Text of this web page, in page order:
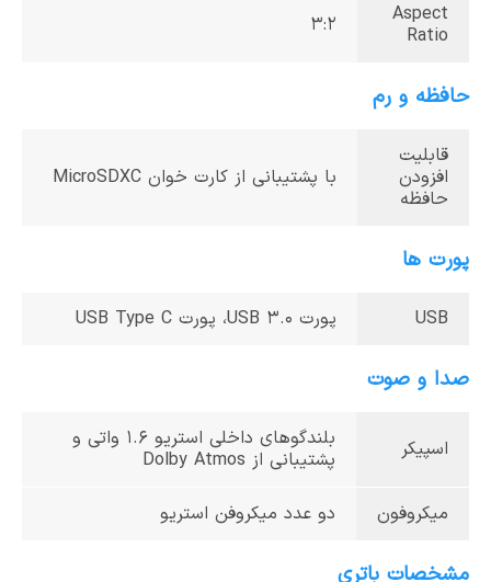
Aspect
Ratio
3:2
حافظه و رم
قابلیت
افزودن
حافظه
با پشتیبانی از کارت خوان MicroSDXC
پورت ها
USB پورت USB 3.0، پورت USB Type C
صدا و صوت
اسپیکر
بلندگوهای داخلی استریو 1.6 واتی و
پشتیبانی از Dolby Atmos
میکروفون دو عدد میکروفن استریو
مشخصات باتری